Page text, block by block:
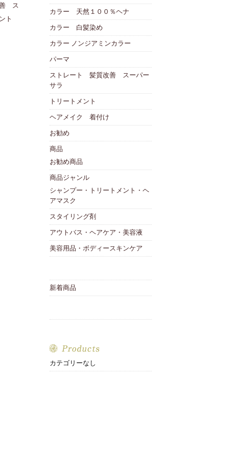
ス
ント
カラー 天然１００％ヘナ
カラー 白髪染め
カラー ノンジアミンカラー
パーマ
ストレート 髪質改善 スーパー
サラ
トリートメント
ヘアメイク 着付け
お勧め
商品
お勧め商品
商品ジャンル
シャンプー・トリートメント・ヘ
アマスク
スタイリング剤
アウトバス・ヘアケア・美容液
美容用品・ボディースキンケア
新着商品
カテゴリーなし